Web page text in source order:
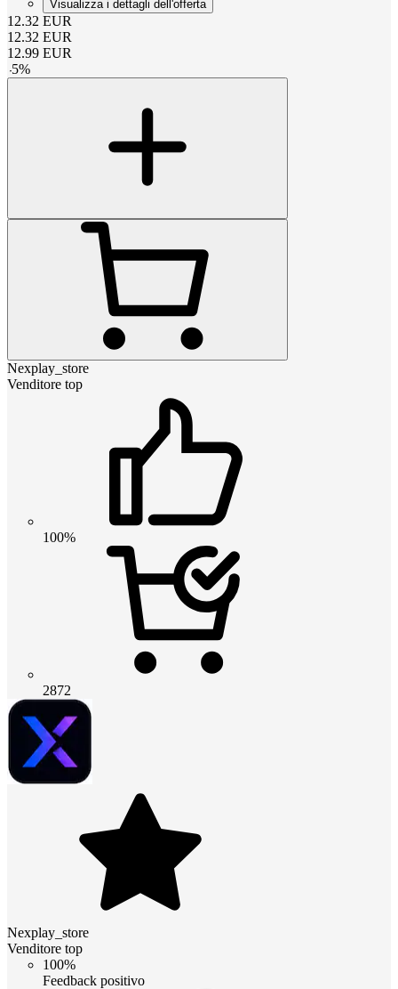
Visualizza i dettagli dell'offerta
12.32 EUR
12.32 EUR
12.99 EUR
-5%
Nexplay_store
Venditore top
100%
2872
Nexplay_store
Venditore top
100%
Feedback positivo